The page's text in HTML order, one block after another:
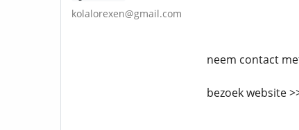
kolalorexen@gmail.com
neem contact
bezoek website